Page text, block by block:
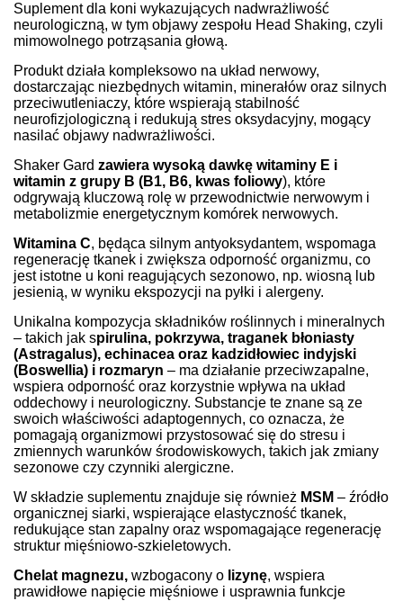
Suplement dla koni wykazujących nadwrażliwość
neurologiczną, w tym objawy zespołu Head Shaking, czyli
mimowolnego potrząsania głową.
Produkt działa kompleksowo na układ nerwowy,
dostarczając niezbędnych witamin, minerałów oraz silnych
przeciwutleniaczy, które wspierają stabilność
neurofizjologiczną i redukują stres oksydacyjny, mogący
nasilać objawy nadwrażliwości.
Shaker Gard zawiera wysoką dawkę witaminy E i
witamin z grupy B (B1, B6, kwas foliowy), które
odgrywają kluczową rolę w przewodnictwie nerwowym i
metabolizmie energetycznym komórek nerwowych.
Witamina C, będąca silnym antyoksydantem, wspomaga
regenerację tkanek i zwiększa odporność organizmu, co
jest istotne u koni reagujących sezonowo, np. wiosną lub
jesienią, w wyniku ekspozycji na pyłki i alergeny.
Unikalna kompozycja składników roślinnych i mineralnych
– takich jak spirulina, pokrzywa, traganek błoniasty
(Astragalus), echinacea oraz kadzidłowiec indyjski
(Boswellia) i rozmaryn – ma działanie przeciwzapalne,
wspiera odporność oraz korzystnie wpływa na układ
oddechowy i neurologiczny. Substancje te znane są ze
swoich właściwości adaptogennych, co oznacza, że
pomagają organizmowi przystosować się do stresu i
zmiennych warunków środowiskowych, takich jak zmiany
sezonowe czy czynniki alergiczne.
W składzie suplementu znajduje się również MSM – źródło
organicznej siarki, wspierające elastyczność tkanek,
redukujące stan zapalny oraz wspomagające regenerację
struktur mięśniowo-szkieletowych.
Chelat magnezu, wzbogacony o lizynę, wspiera
prawidłowe napięcie mięśniowe i usprawnia funkcje